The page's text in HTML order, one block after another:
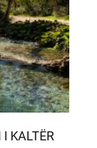
I KALTËR